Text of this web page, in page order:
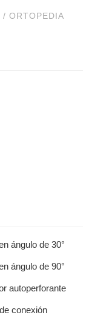
/ ORTOPEDIA
ángulo de 30°
ángulo de 90°
autoperforante
conexión